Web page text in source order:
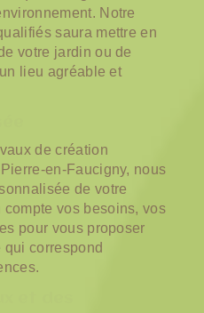
Notre
saura mettre en
votre jardin ou de
lieu agréable et
de création
en-Faucigny, nous
de votre
vos besoins, vos
pour vous proposer
qui correspond